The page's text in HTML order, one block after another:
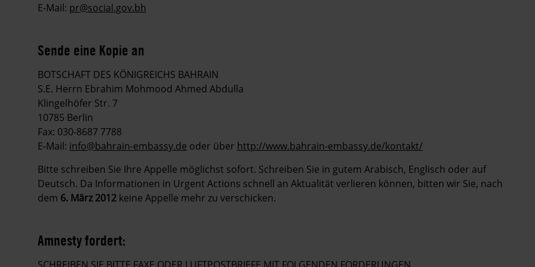
E-Mail: pr@social.gov.bh
Sende eine Kopie an
BOTSCHAFT DES KÖNIGREICHS BAHRAIN
S.E. Herrn Ebrahim Mohmood Ahmed Abdulla
Klingelhöfer Str. 7
10785 Berlin
Fax: 030-8687 7788
E-Mail: info@bahrain-embassy.de oder über http://www.bahrain-embassy.de/kontakt/
Bitte schreiben Sie Ihre Appelle möglichst sofort. Schreiben Sie in gutem Arabisch, Englisch oder auf
Deutsch. Da Informationen in Urgent Actions schnell an Aktualität verlieren können, bitten wir Sie, nach
dem 6. März 2012 keine Appelle mehr zu verschicken.
Amnesty fordert: